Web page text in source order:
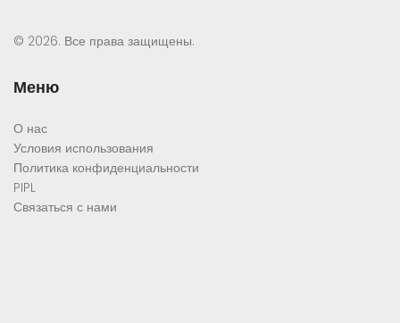
© 2026. Все права защищены.
Меню
О нас
Условия использования
Политика конфиденциальности
PIPL
Связаться с нами